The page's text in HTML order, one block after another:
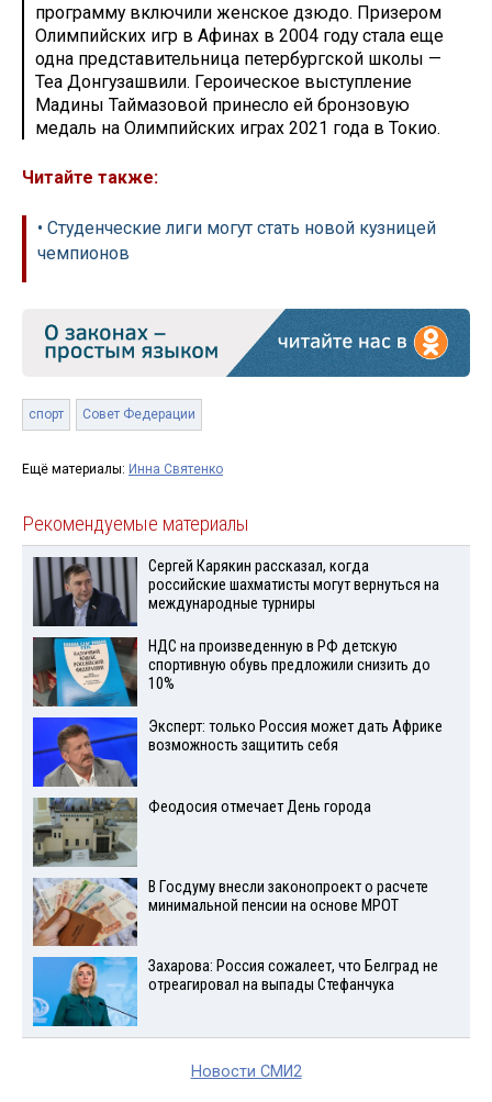
программу включили женское дзюдо. Призером
Олимпийских игр в Афинах в 2004 году стала еще
одна представительница петербургской школы —
Теа Донгузашвили. Героическое выступление
Мадины Таймазовой принесло ей бронзовую
медаль на Олимпийских играх 2021 года в Токио.
Читайте также:
• Студенческие лиги могут стать новой кузницей
чемпионов
спорт Совет Федерации
Ещё материалы: Инна Святенко
Рекомендуемые материалы
Сергей Карякин рассказал, когда
российские шахматисты могут вернуться на
международные турниры
НДС на произведенную в РФ детскую
спортивную обувь предложили снизить до
10%
Эксперт: только Россия может дать Африке
возможность защитить себя
Феодосия отмечает День города
В Госдуму внесли законопроект о расчете
минимальной пенсии на основе МРОТ
Захарова: Россия сожалеет, что Белград не
отреагировал на выпады Стефанчука
Новости СМИ2